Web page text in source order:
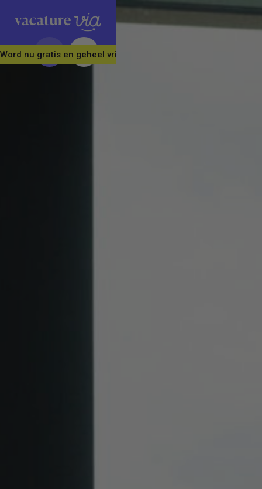
Word nu gratis en geheel vrijblijvend lid van ons Vacature Via